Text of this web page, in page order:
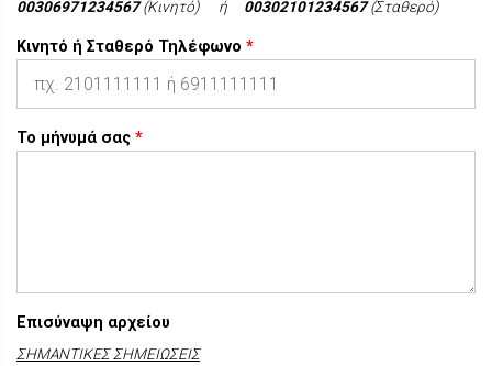
00306971234567(Κινητό) ή 00302101234567(Σταθερό)
Κινητό ή Σταθερό Τηλέφωνο *
Το μήνυμά σας *
Επισύναψη αρχείου
ΣΗΜΑΝΤΙΚΕΣ ΣΗΜΕΙΩΣΕΙΣ